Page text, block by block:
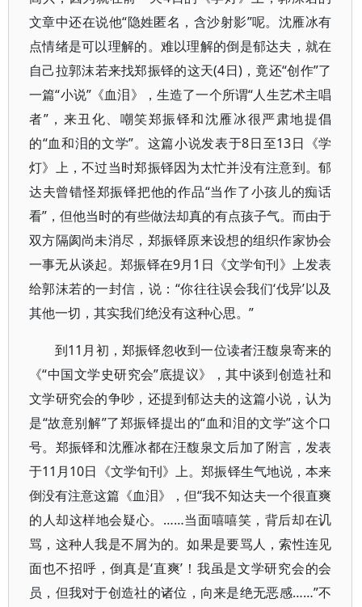
文章中还在说他“隐姓匿名，含沙射影”呢。沈雁冰有
点情绪是可以理解的。难以理解的倒是郁达夫，就在
自己拉郭沫若来找郑振铎的这天(4日)，竟还“创作”了
一篇“小说”《血泪》，生造了一个所谓“人生艺术主唱
者”，来丑化、嘲笑郑振铎和沈雁冰很严肃地提倡
的“血和泪的文学”。这篇小说发表于8日至13日《学
灯》上，不过当时郑振铎因为太忙并没有注意到。郁
达夫曾错怪郑振铎把他的作品“当作了小孩儿的痴话
看”，但他当时的有些做法却真的有点孩子气。而由于
双方隔阂尚未消尽，郑振铎原来设想的组织作家协会
一事无从谈起。郑振铎在9月1日《文学旬刊》上发表
给郭沫若的一封信，说：“你往往误会我们‘伐异’以及
其他一切，其实我们绝没有这种心思。”
到11月初，郑振铎忽收到一位读者汪馥泉寄来的
《“中国文学史研究会”底提议》，其中谈到创造社和
文学研究会的争吵，还提到郁达夫的这篇小说，认为
是“故意别解”了郑振铎提出的“血和泪的文学”这个口
号。郑振铎和沈雁冰都在汪馥泉文后加了附言，发表
于11月10日《文学旬刊》上。郑振铎生气地说，本来
倒没有注意这篇《血泪》，但“我不知达夫一个很直爽
的人却这样地会疑心。……当面嘻嘻笑，背后却在讥
骂，这种人我是不屑为的。如果是要骂人，索性连见
面也不招呼，倒真是‘直爽’！我虽是文学研究会的会
员，但我对于创造社的诸位，向来是绝无恶感……”不